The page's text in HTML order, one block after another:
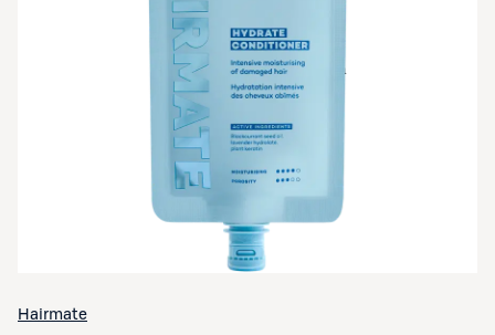
Avaa tuotekuva suurennettuna
Hairmate